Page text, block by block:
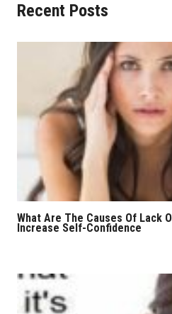
Recent Posts
What Are The Causes Of Lack
Increase Self-Confidence